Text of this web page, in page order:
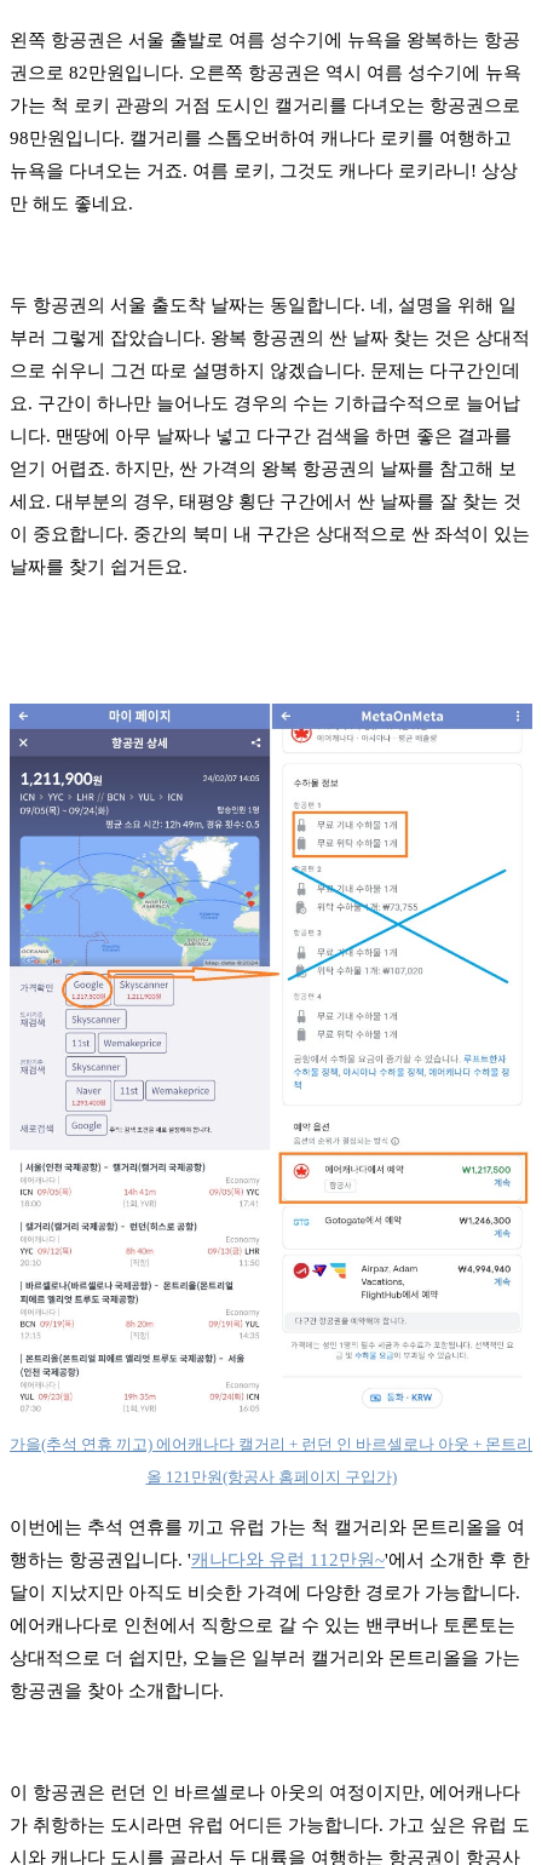
왼쪽 항공권은 서울 출발로 여름 성수기에 뉴욕을 왕복하는 항공
권으로 82만원입니다. 오른쪽 항공권은 역시 여름 성수기에 뉴욕
가는 척 로키 관광의 거점 도시인 캘거리를 다녀오는 항공권으로
98만원입니다. 캘거리를 스톱오버하여 캐나다 로키를 여행하고
뉴욕을 다녀오는 거죠. 여름 로키, 그것도 캐나다 로키라니! 상상
만 해도 좋네요.
두 항공권의 서울 출도착 날짜는 동일합니다. 네, 설명을 위해 일
부러 그렇게 잡았습니다. 왕복 항공권의 싼 날짜 찾는 것은 상대적
으로 쉬우니 그건 따로 설명하지 않겠습니다. 문제는 다구간인데
요. 구간이 하나만 늘어나도 경우의 수는 기하급수적으로 늘어납
니다. 맨땅에 아무 날짜나 넣고 다구간 검색을 하면 좋은 결과를
얻기 어렵죠. 하지만, 싼 가격의 왕복 항공권의 날짜를 참고해 보
세요. 대부분의 경우, 태평양 횡단 구간에서 싼 날짜를 잘 찾는 것
이 중요합니다. 중간의 북미 내 구간은 상대적으로 싼 좌석이 있는
날짜를 찾기 쉽거든요.
가을(추석 연휴 끼고) 에어캐나다 캘거리 + 런던 인 바르셀로나 아웃 + 몬트리
올 121만원(항공사 홈페이지 구입가)
이번에는 추석 연휴를 끼고 유럽 가는 척 캘거리와 몬트리올을 여
행하는 항공권입니다. '캐나다와 유럽 112만원~'에서 소개한 후 한
달이 지났지만 아직도 비슷한 가격에 다양한 경로가 가능합니다.
에어캐나다로 인천에서 직항으로 갈 수 있는 밴쿠버나 토론토는
상대적으로 더 쉽지만, 오늘은 일부러 캘거리와 몬트리올을 가는
항공권을 찾아 소개합니다.
이 항공권은 런던 인 바르셀로나 아웃의 여정이지만, 에어캐나다
가 취항하는 도시라면 유럽 어디든 가능합니다. 가고 싶은 유럽 도
시와 캐나다 도시를 골라서 두 대륙을 여행하는 항공권이 항공사